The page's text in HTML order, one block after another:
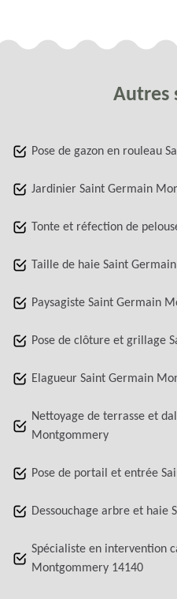
Autres
Pose de gazon en rouleau
Jardinier Saint Germain
Tonte et réfection de
Taille de haie Saint
Paysagiste Saint Germain
Pose de clôture et grillage
Elagueur Saint Germain
Nettoyage de terrasse et
Montgommery
Pose de portail et entrée
Dessouchage arbre et haie
Spécialiste en intervention
Montgommery 14140